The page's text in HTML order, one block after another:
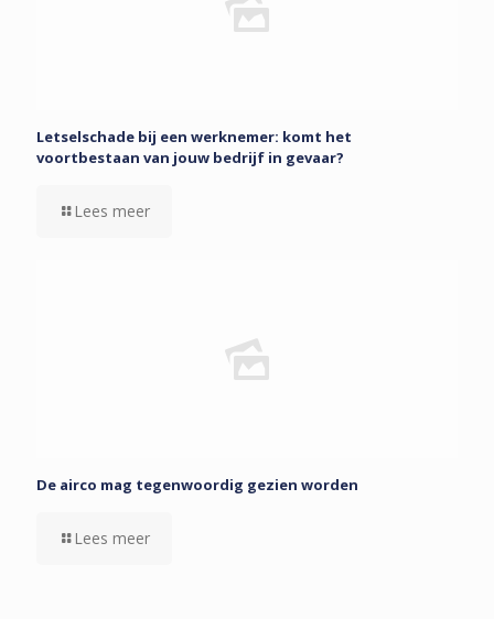
Letselschade bij een werknemer: komt het
voortbestaan van jouw bedrijf in gevaar?
Lees meer
De airco mag tegenwoordig gezien worden
Lees meer